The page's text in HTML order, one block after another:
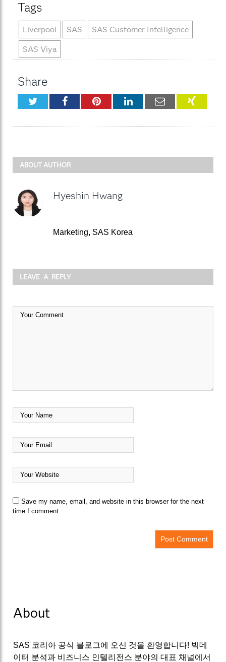
Tags
Liverpool SAS SAS Customer Intelligence
SAS Viya
Share
TwitterFacebookPinterestLinkedInEmail XING
ABOUT AUTHOR
Hyeshin Hwang
Marketing, SAS Korea
LEAVE A REPLY
Save my name, email, and website in this browser for the next
time I comment.
About
SAS 코리아 공식 블로그에 오신 것을 환영합니다! 빅데
이터 분석과 비즈니스 인텔리전스 분야의 대표 채널에서